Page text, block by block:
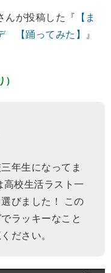
んが投稿した『 【ま
【踊ってみた】
』
年生になってま
高校生活ラスト一
びました！ この
ラッキーなこと
ださい。